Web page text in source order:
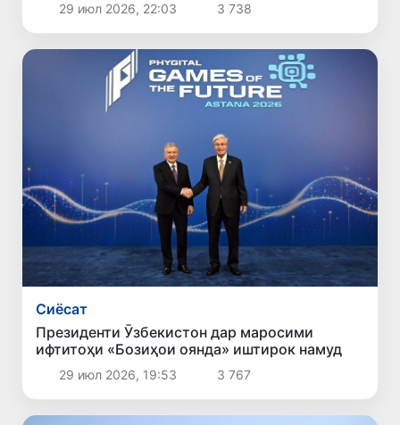
29 июл 2026, 22:03 3 738
Сиёсат
Президенти Ӯзбекистон дар маросими
ифтитоҳи «Бозиҳои оянда» иштирок намуд
29 июл 2026, 19:53 3 767